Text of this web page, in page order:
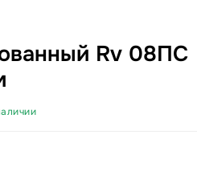
Rv 08ПС